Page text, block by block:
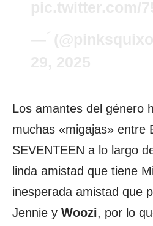
Los amantes del género
muchas «migajas» entre
SEVENTEEN a lo largo
linda amistad que tiene
inesperada amistad que
Jennie y Woozi, por lo